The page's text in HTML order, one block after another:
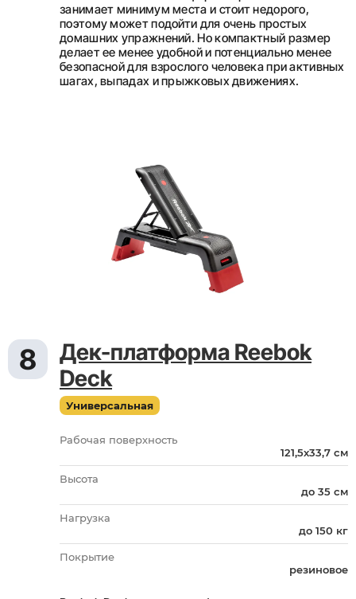
занимает минимум места и стоит недорого,
поэтому может подойти для очень простых
домашних упражнений. Но компактный размер
делает ее менее удобной и потенциально менее
безопасной для взрослого человека при активных
шагах, выпадах и прыжковых движениях.
8
Дек-платформа Reebok
Deck
Универсальная
Рабочая поверхность
121,5х33,7 см
Высота
до 35 см
Нагрузка
до 150 кг
Покрытие
резиновое